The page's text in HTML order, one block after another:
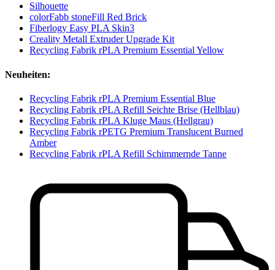
Silhouette
colorFabb stoneFill Red Brick
Fiberlogy Easy PLA Skin3
Creality Metall Extruder Upgrade Kit
Recycling Fabrik rPLA Premium Essential Yellow
Neuheiten:
Recycling Fabrik rPLA Premium Essential Blue
Recycling Fabrik rPLA Refill Seichte Brise (Hellblau)
Recycling Fabrik rPLA Kluge Maus (Hellgrau)
Recycling Fabrik rPETG Premium Translucent Burned
Amber
Recycling Fabrik rPLA Refill Schimmernde Tanne